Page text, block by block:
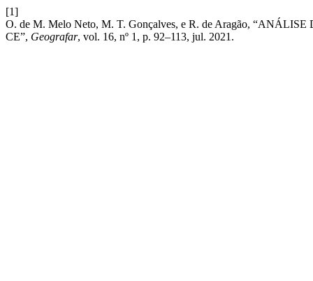
[1]
O. de M. Melo Neto, M. T. Gonçalves, e R. de Aragão,
CE”, Geografar, vol. 16, nº 1, p. 92–113, jul. 2021.